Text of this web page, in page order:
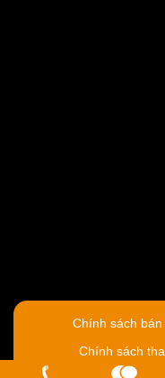
Chính sách bán
Chính sách
Copyright by Piano Giá